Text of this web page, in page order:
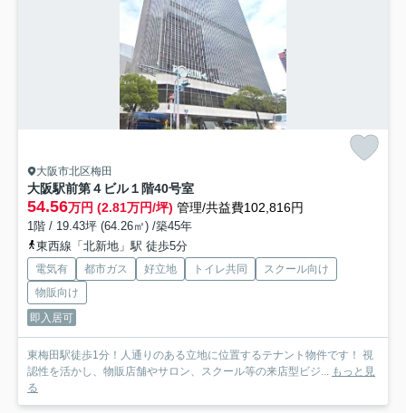
大阪市北区梅田
大阪駅前第４ビル１階40号室
54.56万円 (2.81万円/坪) 管理/共益費102,816円
1階 / 19.43坪 (64.26㎡) /築45年
東西線「北新地」駅 徒歩5分
電気有 都市ガス 好立地 トイレ共同
スクール向け
物販向け
即入居可
東梅田駅徒歩1分！人通りのある立地に位置するテナント物件です！ 視
認性を活かし、物販店舗やサロン、スクール等の来店型ビジ...
もっと見
る